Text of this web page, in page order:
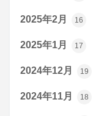
2025年2月 16
2025年1月 17
2024年12月 19
2024年11月 18